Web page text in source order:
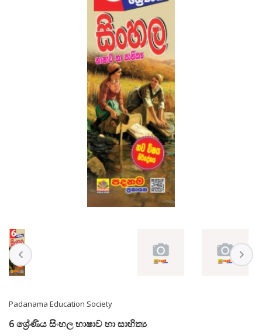
Padanama Education Society
6 ශ්‍රේණිය සිංහල භාෂාව හා සාහිත්‍ය